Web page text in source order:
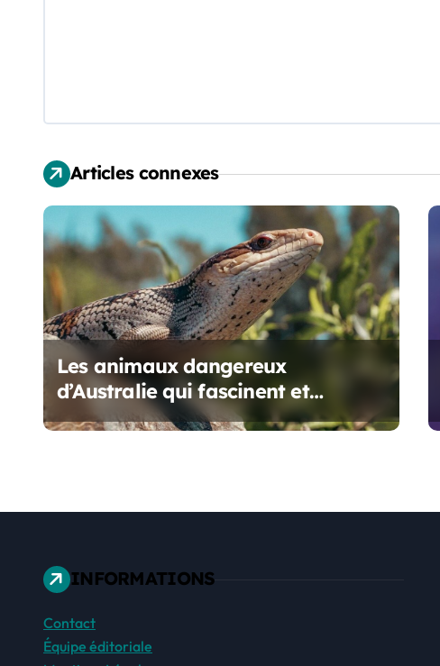
a
t
i
o
n
d
e
l
’
i
c
l
Articles connexes
Les animaux dangereux
d’Australie qui fascinent et
effraient
INFORMATIONS
Contact
Équipe éditoriale